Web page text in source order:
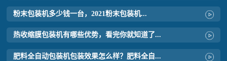
粉末包装机多少钱一台，2021粉末包装机...
热收缩膜包装机有哪些优势，看完你就知道了...
肥料全自动包装机包装效果怎么样？肥料全自...